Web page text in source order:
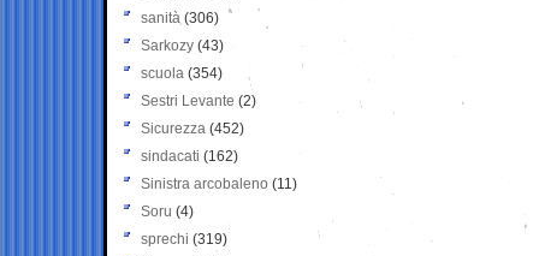
sanità (306)
Sarkozy (43)
scuola (354)
Sestri Levante (2)
Sicurezza (452)
sindacati (162)
Sinistra arcobaleno (11)
Soru (4)
sprechi (319)